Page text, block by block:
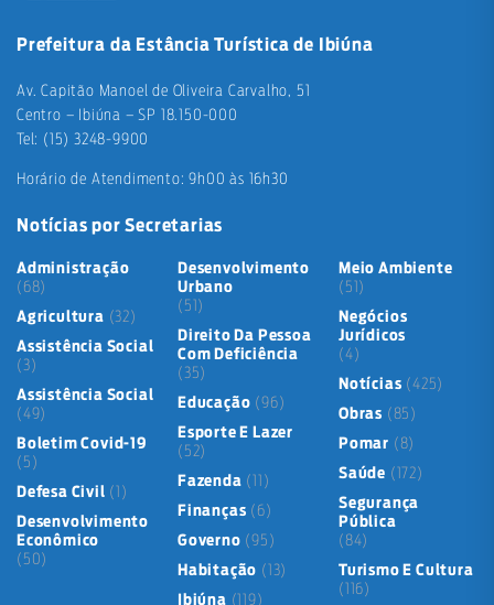
Prefeitura da Estância Turística de Ibiúna
Av. Capitão Manoel de Oliveira Carvalho, 51
Centro – Ibiúna – SP 18.150-000
Tel: (15) 3248-9900
Horário de Atendimento: 9h00 às 16h30
Notícias por Secretarias
Administração
(68)
Agricultura (32)
Assistência Social
(3)
Assistência Social
(49)
Boletim Covid-19
(5)
Defesa Civil (1)
Desenvolvimento
Econômico
(50)
Desenvolvimento
Urbano
(51)
Direito Da Pessoa
Com Deficiência
(35)
Educação (96)
Esporte E Lazer
(52)
Fazenda (11)
Finanças (6)
Governo (95)
Habitação (13)
Ibiúna (119)
Meio Ambiente
(51)
Negócios
Jurídicos
(4)
Notícias (425)
Obras (85)
Pomar (8)
Saúde (172)
Segurança
Pública
(84)
Turismo E Cultura
(116)